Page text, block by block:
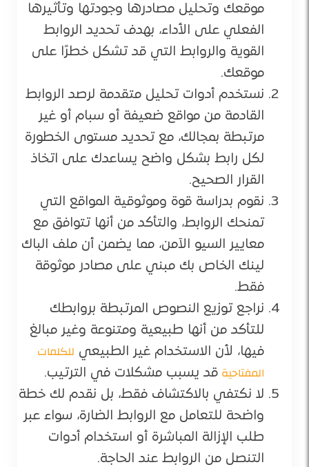
موقعك وتحليل مصادرها وجودتها وتأثيرها
الفعلي على الأداء، بهدف تحديد الروابط
القوية والروابط التي قد تشكل خطرًا على
موقعك.
نستخدم أدوات تحليل متقدمة لرصد الروابط
القادمة من مواقع ضعيفة أو سبام أو غير
مرتبطة بمجالك، مع تحديد مستوى الخطورة
لكل رابط بشكل واضح يساعدك على اتخاذ
القرار الصحيح.
نقوم بدراسة قوة وموثوقية المواقع التي
تمنحك الروابط، والتأكد من أنها تتوافق مع
معايير السيو الآمن، مما يضمن أن ملف الباك
لينك الخاص بك مبني على مصادر موثوقة
فقط.
نراجع توزيع النصوص المرتبطة بروابطك
للتأكد من أنها طبيعية ومتنوعة وغير مبالغ
فيها، لأن الاستخدام غير الطبيعي للكلمات
المفتاحية قد يسبب مشكلات في الترتيب.
لا نكتفي بالاكتشاف فقط، بل نقدم لك خطة
واضحة للتعامل مع الروابط الضارة، سواء عبر
طلب الإزالة المباشرة أو استخدام أدوات
التنصل من الروابط عند الحاجة.